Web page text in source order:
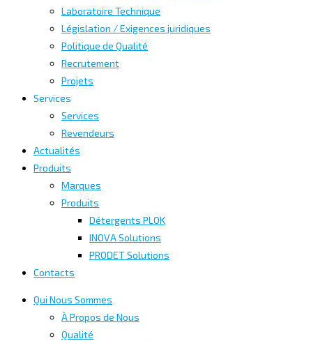
Laboratoire Technique
Législation / Exigences juridiques
Politique de Qualité
Recrutement
Projets
Services
Services
Revendeurs
Actualités
Produits
Marques
Produits
Détergents PLOK
INOVA Solutions
PRODET Solutions
Contacts
Qui Nous Sommes
À Propos de Nous
Qualité